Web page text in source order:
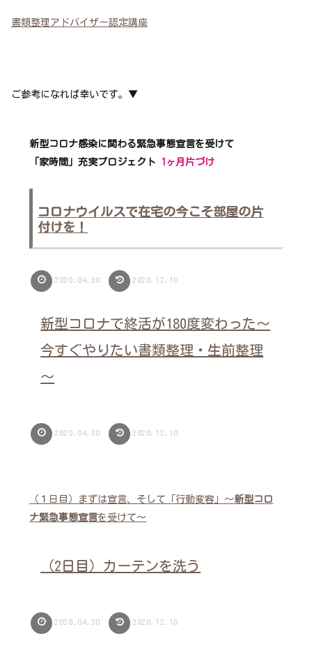
書類整理アドバイザー認定講座
ご参考になれば幸いです。▼
新型コロナ感染に関わる緊急事態宣言を受けて
「家時間」充実プロジェクト 1ヶ月片づけ
コロナウイルスで在宅の今こそ部屋の片
付けを！
2020.04.30 2020.12.10
新型コロナで終活が180度変わった～
今すぐやりたい書類整理・生前整理
～
2020.04.30 2020.12.10
（１日目）まずは宣言、そして「行動変容」～新型コロ
ナ緊急事態宣言を受けて～
（2日目）カーテンを洗う
2020.04.30 2020.12.10